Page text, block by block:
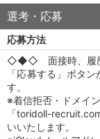
選考・応募
応募方法
◇◆◇ 面接時、
「応募する」ボタ
す。
※着信拒否・ドメイ
「toridoll-
いいたします。